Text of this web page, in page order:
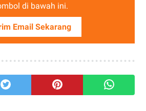
di bawah ini.
Email Sekarang